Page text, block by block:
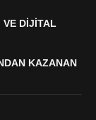
DIJITAL
KAZANAN